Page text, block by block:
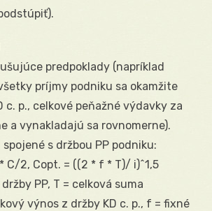
predpoklady (napríklad
príjmy podniku sa okamžite
c. p., celkové peňažné výdavky za
a vynakladajú sa rovnomerne).
s držbou PP podniku:
C/2, Copt. = ((2 * f * T)/ i)^1,5
PP, T = celková suma
výnos z držby KD c. p., f = fixné